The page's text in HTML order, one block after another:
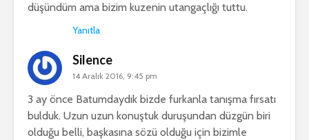
düşündüm ama bizim kuzenin utangaçlığı tuttu.
Yanıtla
Silence
14 Aralık 2016, 9:45 pm
3 ay önce Batumdaydık bizde furkanla tanışma fırsatı
bulduk. Uzun uzun konuştuk duruşundan düzgün biri
olduğu belli, başkasına sözü olduğu için bizimle